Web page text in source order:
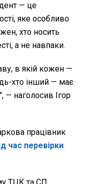
— це
яке особливо
хто носить
а не навпаки.
в якій кожен —
хто інший — має
— наголосив Ігор
працівник
час перевірки